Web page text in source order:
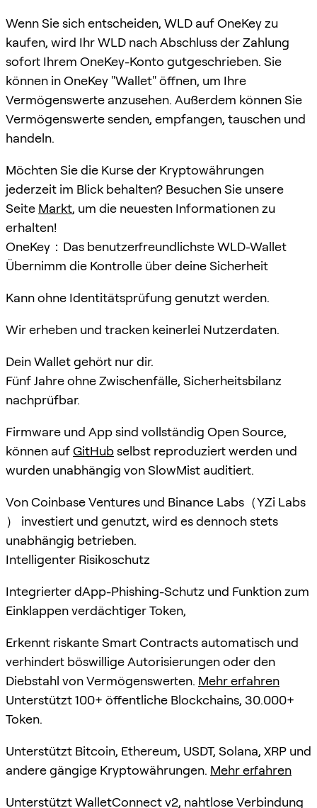
Wenn Sie sich entscheiden, WLD auf OneKey zu
kaufen, wird Ihr WLD nach Abschluss der Zahlung
sofort Ihrem OneKey-Konto gutgeschrieben. Sie
können in OneKey "Wallet" öffnen, um Ihre
Vermögenswerte anzusehen. Außerdem können Sie
Vermögenswerte senden, empfangen, tauschen und
handeln.
Möchten Sie die Kurse der Kryptowährungen
jederzeit im Blick behalten? Besuchen Sie unsere
Seite Markt, um die neuesten Informationen zu
erhalten!
OneKey：Das benutzerfreundlichste WLD-Wallet
Übernimm die Kontrolle über deine Sicherheit
Kann ohne Identitätsprüfung genutzt werden.
Wir erheben und tracken keinerlei Nutzerdaten.
Dein Wallet gehört nur dir.
Fünf Jahre ohne Zwischenfälle, Sicherheitsbilanz
nachprüfbar.
Firmware und App sind vollständig Open Source,
können aufGitHubselbst reproduziert werden und
wurden unabhängig von SlowMist auditiert.
Von Coinbase Ventures und Binance Labs（YZi Labs
） investiert und genutzt, wird es dennoch stets
unabhängig betrieben.
Intelligenter Risikoschutz
Integrierter dApp-Phishing-Schutz und Funktion zum
Einklappen verdächtiger Token,
Erkennt riskante Smart Contracts automatisch und
verhindert böswillige Autorisierungen oder den
Diebstahl von Vermögenswerten. Mehr erfahren
Unterstützt 100+ öffentliche Blockchains, 30.000+
Token.
Unterstützt Bitcoin, Ethereum, USDT, Solana, XRP und
andere gängige Kryptowährungen. Mehr erfahren
Unterstützt WalletConnect v2, nahtlose Verbindung